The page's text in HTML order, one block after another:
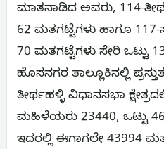
ಮಾತನಾಡಿದ ಅವರು, 114-
62 ಮತಗಟ್ಟೆಗಳು ಹಾಗೂ 117-
70 ಮತಗಟ್ಟೆಗಳು ಸೇರಿ ಒಟ್ಟು
ಹೊಸನಗರ ತಾಲ್ಲೂಕಿನಲ್ಲಿ
ತೀರ್ಥಹಳ್ಳಿ ವಿಧಾನಸಭಾ
ಮಹಿಳೆಯರು 23440, ಒಟ್ಟು
ಇದರಲ್ಲಿ ಈಗಾಗಲೇ 43994